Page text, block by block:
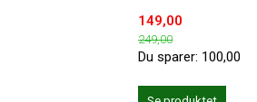
149,00
249,00
Du sparer: 100,00